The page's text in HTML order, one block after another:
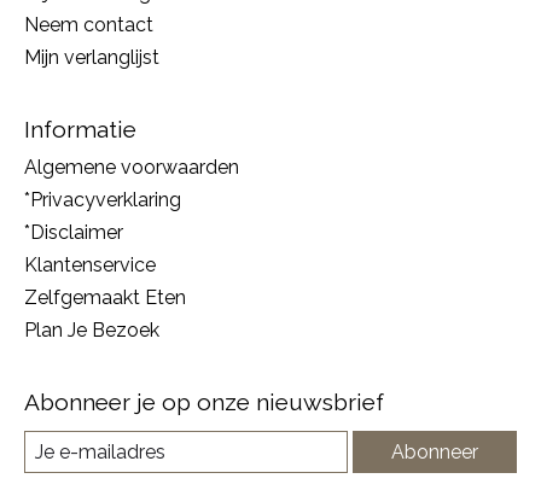
Neem contact
Mijn verlanglijst
Informatie
Algemene voorwaarden
*Privacyverklaring
*Disclaimer
Klantenservice
Zelfgemaakt Eten
Plan Je Bezoek
Abonneer je op onze nieuwsbrief
Abonneer